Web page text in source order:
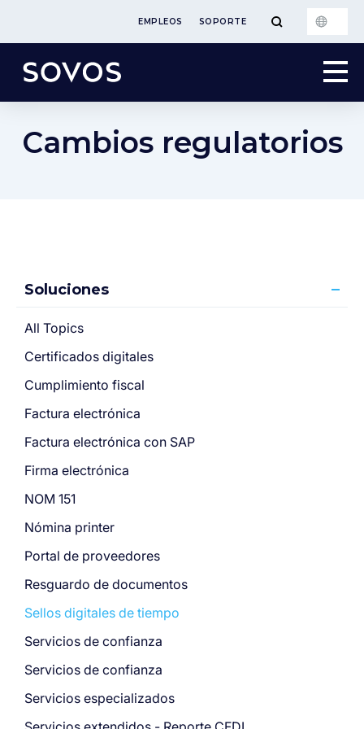
EMPLEOS SOPORTE
Cambios regulatorios
Soluciones
All Topics
Certificados digitales
Cumplimiento fiscal
Factura electrónica
Factura electrónica con SAP
Firma electrónica
NOM 151
Nómina printer
Portal de proveedores
Resguardo de documentos
Sellos digitales de tiempo
Servicios de confianza
Servicios de confianza
Servicios especializados